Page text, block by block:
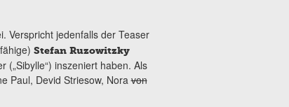
Verspricht jedenfalls der Teaser
Stefan Ruzowitzky
(„Sibylle“) inszeniert haben. Als
Paul, Devid Striesow, Noravon